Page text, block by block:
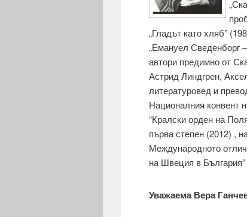
„Гладът като хляб”
„Емануел Сведенборг
автори предимно от
Астрид Линдгрен,
литературовед и
Националния конвент
“Кралски орден на
първа степен (2012) ,
Международното
на Швеция в България”
Уважаема Вера